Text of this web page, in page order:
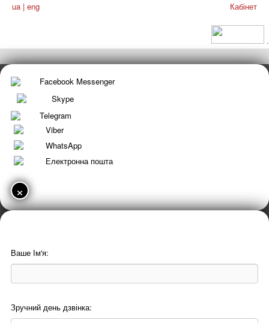
ua | eng Кабінет
.
Facebook Messenger
Skype
Telegram
Viber
WhatsApp
Електронна пошта
×
Ваше Ім'я:
Зручний день дзвінка: